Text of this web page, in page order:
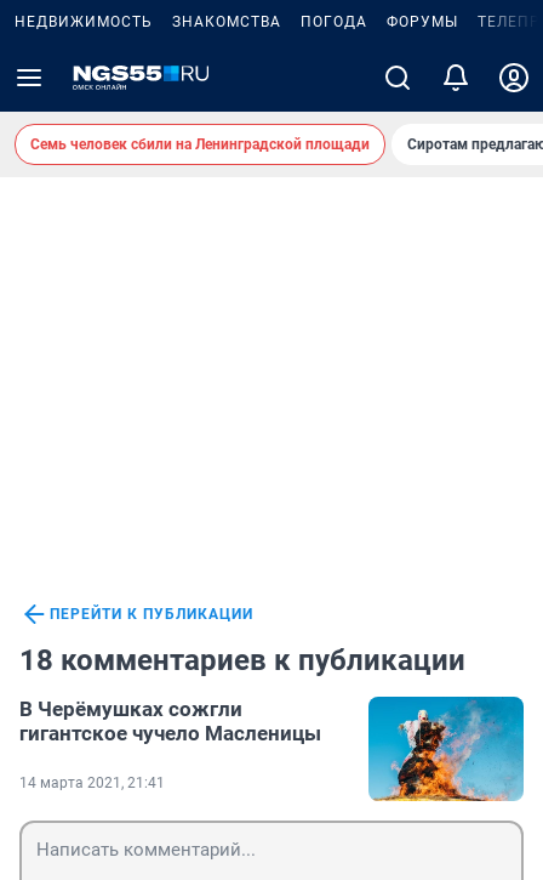
НЕДВИЖИМОСТЬ ЗНАКОМСТВА ПОГОДА ФОРУМЫ
Семь человек сбили на Ленинградской площади Сиротам
ПЕРЕЙТИ К ПУБЛИКАЦИИ
18 комментариев к публикации
В Черёмушках сожгли
гигантское чучело Масленицы
14 марта 2021, 21:41